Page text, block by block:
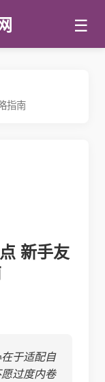
☰
指南
新手友
于适配自
过度内卷